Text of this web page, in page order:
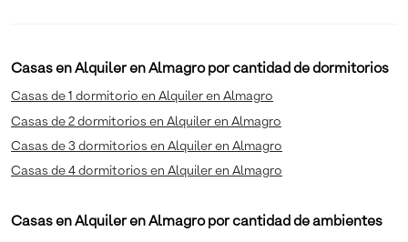
Casas en Alquiler en Almagro por cantidad de dormitorios
Casas de 1 dormitorio en Alquiler en Almagro
Casas de 2 dormitorios en Alquiler en Almagro
Casas de 3 dormitorios en Alquiler en Almagro
Casas de 4 dormitorios en Alquiler en Almagro
Casas en Alquiler en Almagro por cantidad de ambientes